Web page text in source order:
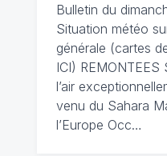
Bulletin du
Situation météo
générale (cartes
ICI) REMONTEES
l’air
venu du Sahara
l’Europe Occ…